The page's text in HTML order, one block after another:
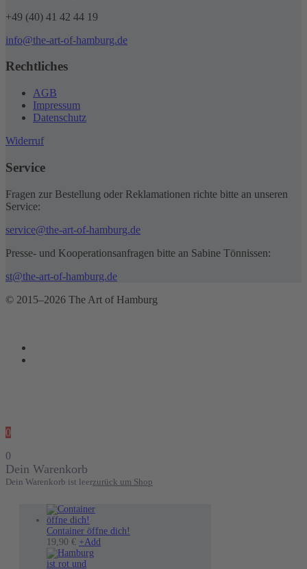
+49 (40) 41 42 44 19
info@the-art-of-hamburg.de
Rechtliches
AGB
Impressum
Datenschutz
Widerruf
Service
Fragen zur Bestellung oder Reklamationen richte bitte an unseren
Service:
service@the-art-of-hamburg.de
Presse- und Kooperationsanfragen bitte an Sabine Tönnissen:
st@the-art-of-hamburg.de
© 2015–2026 The Art of Hamburg
0
0
Dein Warenkorb
Dein Warenkorb ist leerzurück um Shop
Container öffne dich!
19,90 € +Add